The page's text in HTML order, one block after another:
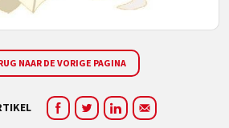
NAAR DE VORIGE PAGINA